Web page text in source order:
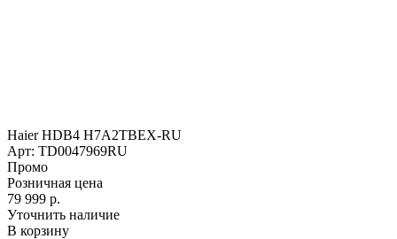
Haier HDB4 H7A2TBEX-RU
Арт: TD0047969RU
Промо
Розничная цена
79 999 р.
Уточнить наличие
В корзину